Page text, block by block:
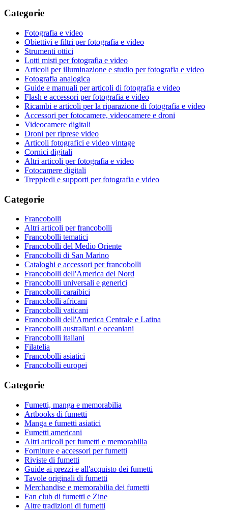
Categorie
Fotografia e video
Obiettivi e filtri per fotografia e video
Strumenti ottici
Lotti misti per fotografia e video
Articoli per illuminazione e studio per fotografia e video
Fotografia analogica
Guide e manuali per articoli di fotografia e video
Flash e accessori per fotografia e video
Ricambi e articoli per la riparazione di fotografia e video
Accessori per fotocamere, videocamere e droni
Videocamere digitali
Droni per riprese video
Articoli fotografici e video vintage
Cornici digitali
Altri articoli per fotografia e video
Fotocamere digitali
Treppiedi e supporti per fotografia e video
Categorie
Francobolli
Altri articoli per francobolli
Francobolli tematici
Francobolli del Medio Oriente
Francobolli di San Marino
Cataloghi e accessori per francobolli
Francobolli dell'America del Nord
Francobolli universali e generici
Francobolli caraibici
Francobolli africani
Francobolli vaticani
Francobolli dell'America Centrale e Latina
Francobolli australiani e oceaniani
Francobolli italiani
Filatelia
Francobolli asiatici
Francobolli europei
Categorie
Fumetti, manga e memorabilia
Artbooks di fumetti
Manga e fumetti asiatici
Fumetti americani
Altri articoli per fumetti e memorabilia
Forniture e accessori per fumetti
Riviste di fumetti
Guide ai prezzi e all'acquisto dei fumetti
Tavole originali di fumetti
Merchandise e memorabilia dei fumetti
Fan club di fumetti e Zine
Altre tradizioni di fumetti